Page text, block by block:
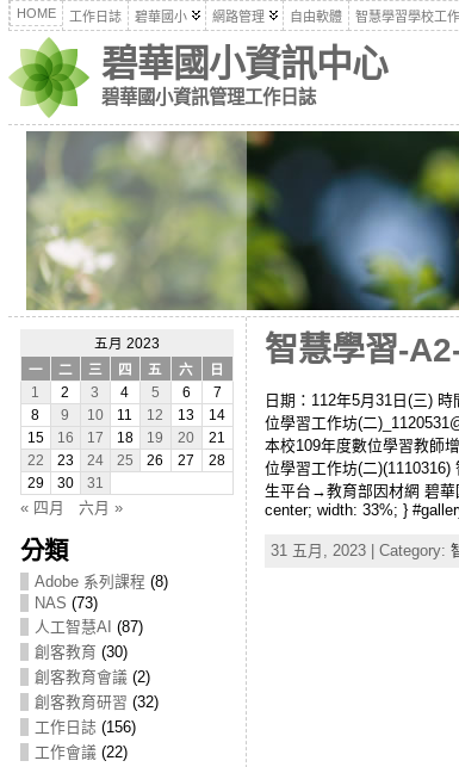
HOME 工作日誌 碧華國小 網路管理 自由軟體 智慧學習學校工
碧華國小資訊中心
碧華國小資訊管理工作日誌
五月 2023
一
二 三 四 五 六
日
1
2 3 4 5 6
7
8
9 10 11 12 13
14
15
16 17 18 19 20
21
22
23 24 25 26 27
28
29
30 31
« 四月 六月 »
分類
Adobe 系列課程 (8)
NAS (73)
人工智慧AI (87)
創客教育 (30)
創客教育會議 (2)
創客教育研習 (32)
工作日誌 (156)
工作會議 (22)
智慧學習-
日期：112年5月31日(三)
位學習工作坊(二
本校109年度數位學習教師
位學習工作坊(二
生平台→教育部因材網 碧華
center; width: 33%; }
31 五月, 2023 | Category: